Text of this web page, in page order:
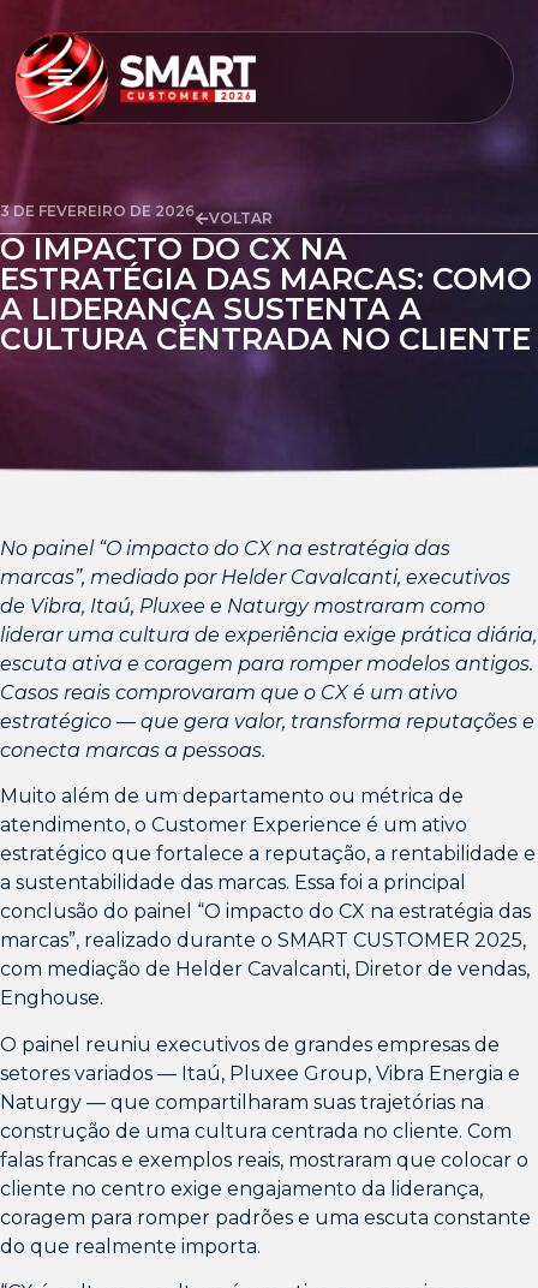
3 DE FEVEREIRO DE 2026 VOLTAR
O IMPACTO DO CX NA
ESTRATÉGIA DAS MARCAS: COMO
A LIDERANÇA SUSTENTA A
CULTURA CENTRADA NO CLIENTE
No painel “O impacto do CX na estratégia das
marcas”, mediado por Helder Cavalcanti, executivos
de Vibra, Itaú, Pluxee e Naturgy mostraram como
liderar uma cultura de experiência exige prática diária,
escuta ativa e coragem para romper modelos antigos.
Casos reais comprovaram que o CX é um ativo
estratégico — que gera valor, transforma reputações e
conecta marcas a pessoas.
Muito além de um departamento ou métrica de
atendimento, o Customer Experience é um ativo
estratégico que fortalece a reputação, a rentabilidade e
a sustentabilidade das marcas. Essa foi a principal
conclusão do painel “O impacto do CX na estratégia das
marcas”, realizado durante o SMART CUSTOMER 2025,
com mediação de Helder Cavalcanti, Diretor de vendas,
Enghouse.
O painel reuniu executivos de grandes empresas de
setores variados — Itaú, Pluxee Group, Vibra Energia e
Naturgy — que compartilharam suas trajetórias na
construção de uma cultura centrada no cliente. Com
falas francas e exemplos reais, mostraram que colocar o
cliente no centro exige engajamento da liderança,
coragem para romper padrões e uma escuta constante
do que realmente importa.